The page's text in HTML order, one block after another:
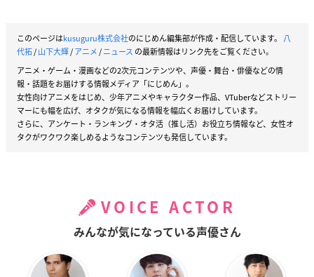
このページはkusuguru株式会社のにじめん編集部が作成・配信しています。 八
代拓/山下大輝/アニメ/ニュース の最新情報はリンク先をご覧ください。
アニメ・ゲーム・漫画などの2次元コンテンツや、声優・舞台・俳優などの情
報・話題をお届けする情報メディア「にじめん」。
女性向けアニメをはじめ、少年アニメやキャラクター作品、VTuberなどストリー
マーにも幅を広げ、オタクが気になる情報を幅広くお届けしています。
さらに、アンケート・ランキング・オタ活（推し活）お役立ち情報など、女性オ
タクがワクワク楽しめるようなコンテンツも発信しています。
VOICE ACTOR
みんなが気になっている声優さん